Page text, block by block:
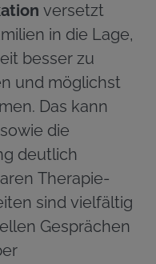
versetzt
in die Lage,
besser zu
und möglichst
Das kann
die
deutlich
Therapie-
sind vielfältig
Gesprächen